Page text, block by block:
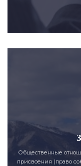
Общественные
присвоения (право